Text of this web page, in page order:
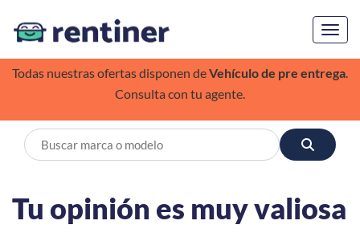
Todas nuestras ofertas disponen deVehículo de pre entrega.
Consulta con tu agente.
Tu opinión es muy valiosa